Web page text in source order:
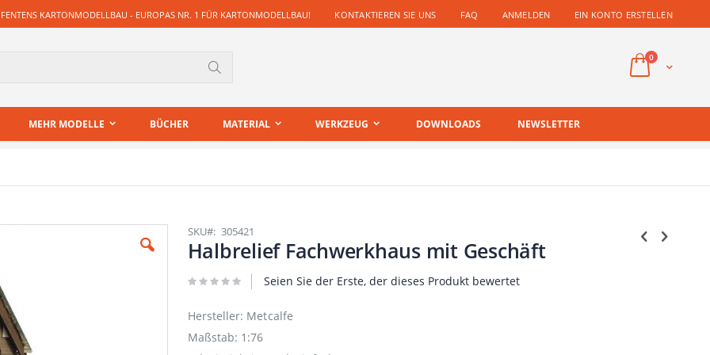
KARTONMODELLBAU - EUROPAS NR. 1 FÜR KARTONMODELLBAU! KONTAKTIEREN SIE UNS FAQ ANMELDEN EIN KONTO ERSTELLEN
Cart
0Artikel
MEHR MODELLE BÜCHER MATERIAL WERKZEUG DOWNLOADS NEWSLETTER
SKU 305421
Halbrelief Fachwerkhaus mit Geschäft
Seien Sie der Erste, der dieses Produkt bewertet
Hersteller: Metcalfe
Maßstab: 1:76